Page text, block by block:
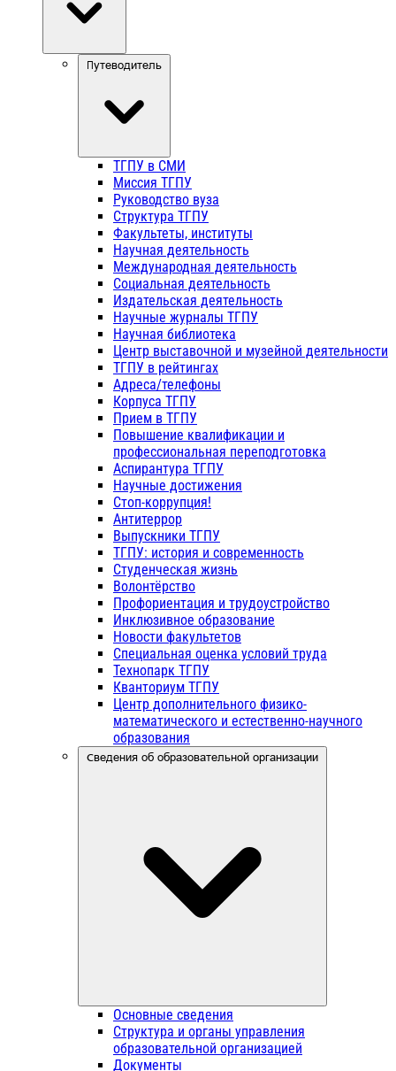
Путеводитель
ТГПУ в СМИ
Миссия ТГПУ
Руководство вуза
Структура ТГПУ
Факультеты, институты
Научная деятельность
Международная деятельность
Социальная деятельность
Издательская деятельность
Научные журналы ТГПУ
Научная библиотека
Центр выставочной и музейной деятельности
ТГПУ в рейтингах
Адреса/телефоны
Корпуса ТГПУ
Прием в ТГПУ
Повышение квалификации и
профессиональная переподготовка
Аспирантура ТГПУ
Научные достижения
Стоп-коррупция!
Антитеррор
Выпускники ТГПУ
ТГПУ: история и современность
Студенческая жизнь
Волонтёрство
Профориентация и трудоустройство
Инклюзивное образование
Новости факультетов
Специальная оценка условий труда
Технопарк ТГПУ
Кванториум ТГПУ
Центр дополнительного физико-
математического и естественно-научного
образования
Сведения об образовательной организации
Основные сведения
Структура и органы управления
образовательной организацией
Документы